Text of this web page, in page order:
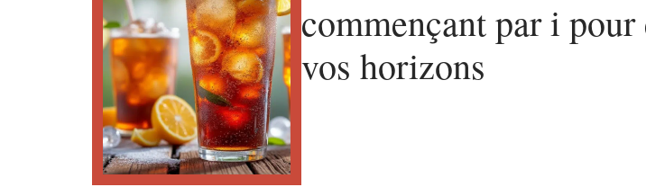
commençant par i
vos horizons